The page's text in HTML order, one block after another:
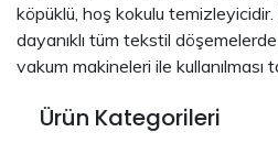
Ürün Kategorileri
köpüklü, hoş kokulu
dayanıklı tüm tekstil
vakum makineleri ile kullanılması